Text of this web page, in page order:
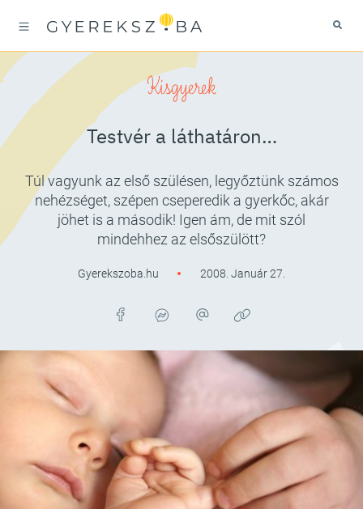
Kisgyerek
Testvér a láthatáron…
Túl vagyunk az első szülésen, legyőztünk számos
nehézséget, szépen cseperedik a gyerkőc, akár
jöhet is a második! Igen ám, de mit szól
mindehhez az elsőszülött?
Gyerekszoba.hu 2008. Január 27.